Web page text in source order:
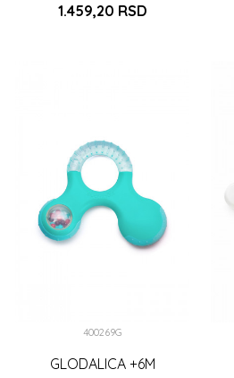
1.459,20 RSD
400269G
GLODALICA +6M